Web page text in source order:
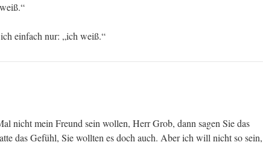
einfach nur: „ich weiß.“
nicht mein Freund sein wollen, Herr Grob, dann sagen Sie das
das Gefühl, Sie wollten es doch auch. Aber ich will nicht so sein,